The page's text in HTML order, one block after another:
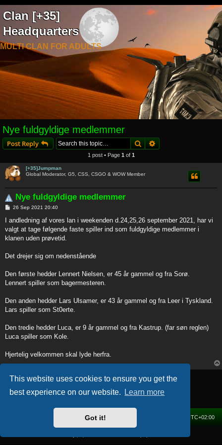
This website uses cookies to ensure you get the
best experience on our website.
Learn more
Got it!
Clan [+35]
Headquarters
MULTI CLAN FOR ADULTS
Nye fuldgyldige medlemmer
Post Reply SearchAdvanced search
1 post • Page 1 of 1
[+35]Jumpman
Global Moderator, G5, CSS, CSGO & WOW Member
Nye fuldgyldige medlemmer
P
s
26 Sep 2021 20:40
I andledning af vores lan i weekenden d.24,25,26 september 2021, har vi
valgt at tage følgende faste spiller ind som fuldgyldige medlemmer i
klanen uden prøvetid.
Det drejer sig om nedenstående
Den første hedder Lennert Nielsen, er 45 år gammel og fra Sorø.
Lennert spiller som bagermesteren.
Den anden hedder Lars Ulsamer, er 43 år gammel og fra Leer i Tyskland.
Lars spiller som St0erte.
Den tredie hedder Luca, er 9 år gammel og fra Kastrup. (far søn reglen)
Luca spiller som Kole.
Hjertelig velkommen skal lyde herfra.
Post Reply
UTC+02:00